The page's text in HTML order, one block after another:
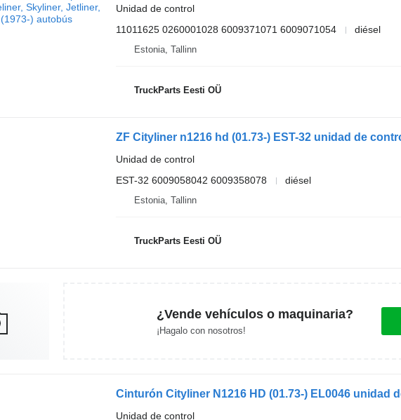
Unidad de control
11011625 0260001028 6009371071 6009071054
diésel
Estonia, Tallinn
TruckParts Eesti OÜ
Unidad de control
EST-32 6009058042 6009358078
diésel
Estonia, Tallinn
TruckParts Eesti OÜ
¿Vende vehículos o maquinaria?
¡Hagalo con nosotros!
Unidad de control